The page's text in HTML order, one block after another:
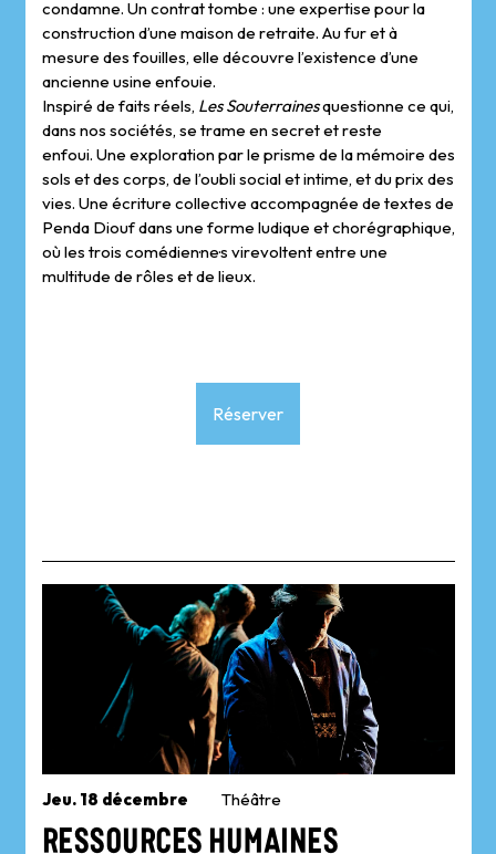
condamne. Un contrat tombe : une expertise pour la
construction d’une maison de retraite. Au fur et à
mesure des fouilles, elle découvre l’existence d’une
ancienne usine enfouie.
Inspiré de faits réels, Les Souterrainesquestionne ce qui,
dans nos sociétés, se trame en secret et reste
enfoui. Une exploration par le prisme de la mémoire des
sols et des corps, de l’oubli social et intime, et du prix des
vies. Une écriture collective accompagnée de textes de
Penda Diouf dans une forme ludique et chorégraphique,
où les trois comédien·ne·s virevoltent entre une
multitude de rôles et de lieux.
Réserver
Jeu. 18 décembre Théâtre
Ressources Humaines